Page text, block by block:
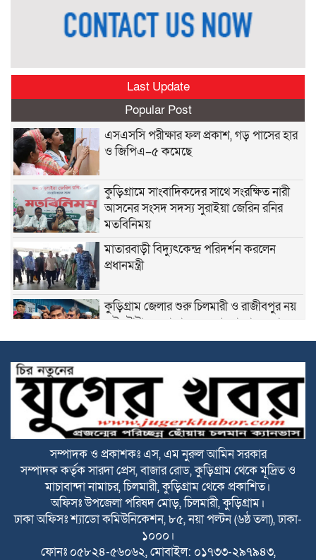
Last Update
Popular Post
এসএসসি পরীক্ষার ফল প্রকাশ, গড় পাসের হার
ও জিপিএ–৫ কমেছে
কুড়িগ্রামে সাংবাদিকদের সাথে সংরক্ষিত নারী
আসনের সংসদ সদস্য সুরাইয়া জেরিন রনির
মতবিনিময়
মাতারবাড়ী বিদ্যুৎকেন্দ্র পরিদর্শন করলেন
প্রধানমন্ত্রী
কুড়িগ্রাম জেলার শুরু চিলমারী ও রাজীবপুর নয়
এই টোটাল এলাকায় যেন আমরা ভাঙন রোধ
করতে পারি এবং এখানকার কোন মানুষের যেন
বাজার আর যেন নদীতে বিলীন হয়ে না যায়। সে জন্যই বর্তমান
সরকার তারেক রহমান সরকার, এই প্রকল্পগুলো হাতে নিয়েছেন-পানি
সম্পদ প্রতিমন্ত্রী, ফরহাদ হোসেন আজাদ
ভূরুঙ্গামারীতে বর্নিল আয়োজনে কৃষক সম্মেলন
অনুষ্ঠিত
সকালে দুই জেলায় সড়ক দুর্ঘটনা, নিহত ১৬
বিটিভির মহাপরিচালক হলেন কাজী জেসিন
সম্পাদক ও প্রকাশকঃ এস, এম নুরুল আমিন সরকার
সম্পাদক কর্তৃক সারদা প্রেস, বাজার রোড, কুড়িগ্রাম থেকে মূদ্রিত ও
মাচাবান্দা নামাচর, চিলমারী, কুড়িগ্রাম থেকে প্রকাশিত।
অফিসঃ উপজেলা পরিষদ মোড়, চিলমারী, কুড়িগ্রাম।
ঢাকা অফিসঃ শ্যাডো কমিউনিকেশন, ৮৫, নয়া পল্টন (৬ষ্ঠ তলা), ঢাকা-
১০০০।
ফোনঃ ০৫৮২৪-৫৬০৬২, মোবাইল: ০১৭৩৩-২৯৭৯৪৩,